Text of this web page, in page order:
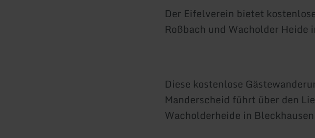
Der Eifelverein bietet
Roßbach und Wacholder Heide
Diese kostenlose
Manderscheid führt über den
Wacholderheide in